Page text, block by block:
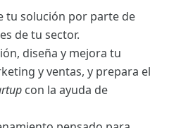
tu solución por parte de
de tu sector.
diseña y mejora tu
y ventas, y prepara el
con la ayuda de